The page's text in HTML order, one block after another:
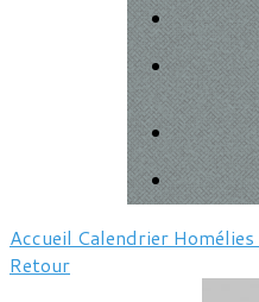
Accueil Calendrier Homélies
Retour